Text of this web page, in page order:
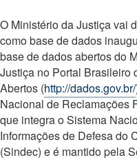
O Ministério da Justiça vai
como base de dados
base de dados abertos do
Justiça no Portal Brasileiro
Abertos (http://dados.gov.br/
Nacional de Reclamações
que integra o Sistema
Informações de Defesa do
(Sindec) e é mantido pela